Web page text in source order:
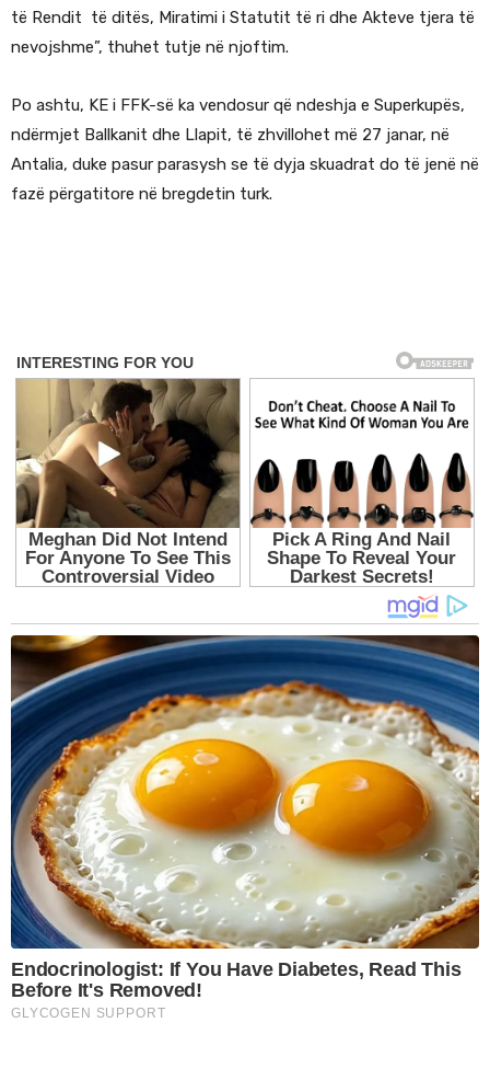
të Rendit të ditës, Miratimi i Statutit të ri dhe Akteve tjera të
nevojshme”, thuhet tutje në njoftim.
Po ashtu, KE i FFK-së ka vendosur që ndeshja e Superkupës,
ndërmjet Ballkanit dhe Llapit, të zhvillohet më 27 janar, në
Antalia, duke pasur parasysh se të dyja skuadrat do të jenë në
fazë përgatitore në bregdetin turk.